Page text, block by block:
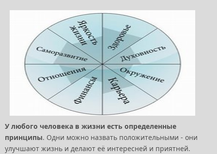
У любого человека в жизни есть определенные
принципы. Одни можно назвать положительными - они
улучшают жизнь и делают её интересней и приятней.